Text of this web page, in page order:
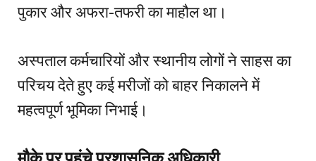
पुकार और अफरा-तफरी का माहौल था।
अस्पताल कर्मचारियों और स्थानीय लोगों ने साहस का
परिचय देते हुए कई मरीजों को बाहर निकालने में
महत्वपूर्ण भूमिका निभाई।